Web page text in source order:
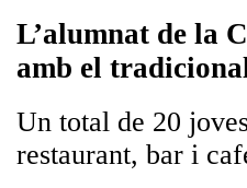
L’alumnat de la
amb el
Un total de 20
restaurant, bar i